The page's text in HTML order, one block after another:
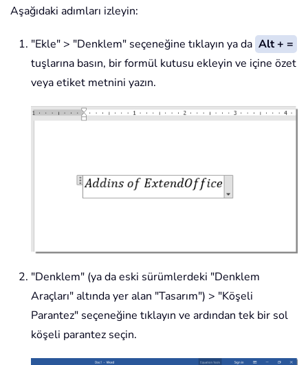
Aşağıdaki adımları izleyin:
"Ekle" > "Denklem" seçeneğine tıklayın ya da Alt + =
tuşlarına basın, bir formül kutusu ekleyin ve içine özet
veya etiket metnini yazın.
"Denklem" (ya da eski sürümlerdeki "Denklem
Araçları" altında yer alan "Tasarım") > "Köşeli
Parantez" seçeneğine tıklayın ve ardından tek bir sol
köşeli parantez seçin.